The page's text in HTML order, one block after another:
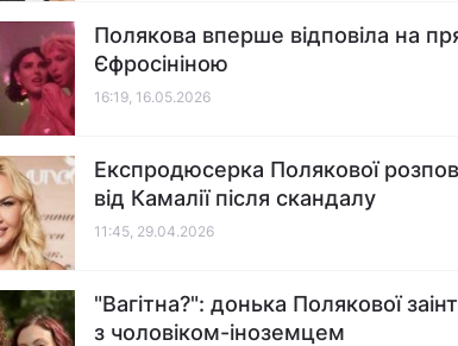
Полякова вперше відповіла на
Єфросініною
16:19, 16.05.2026
Експродюсерка Полякової
від Камалії після скандалу
11:45, 29.04.2026
"Вагітна?": донька Полякової
з чоловіком-іноземцем